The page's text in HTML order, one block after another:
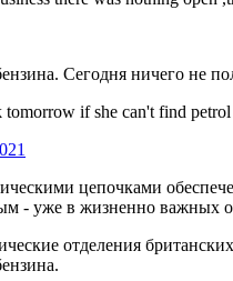
Сегодня ничего не
if she can't find petrol
цепочками
- уже в жизненно важных
отделения